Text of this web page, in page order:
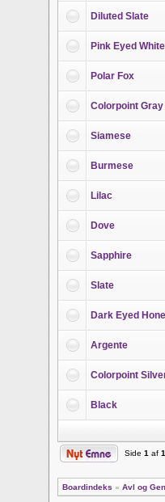
Diluted Slate
Pink Eyed White
Polar Fox
Colorpoint
Siamese
Burmese
Lilac
Dove
Sapphire
Slate
Dark Eyed
Argente
Colorpoint
Black
Side 1 af 1
Boardindeks » Avl og